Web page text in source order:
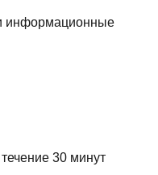
информационные
30 минут